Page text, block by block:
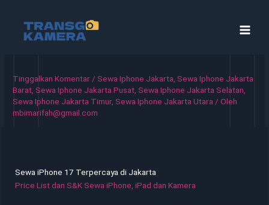
konten
Tinggalkan Komentar / Sewa Iphone Jakarta Sewa Iphone Jakarta
Barat Sewa Iphone Jakarta Pusat Sewa Iphone Jakarta Selatan
Sewa Iphone Jakarta Timur, Sewa Iphone Jakarta Utara / Oleh
mbimarifah@gmail.com
Sewa iPhone 17 Terpercaya di Jakarta
Price List dan S&K Sewa iPhone, iPad dan Kamera